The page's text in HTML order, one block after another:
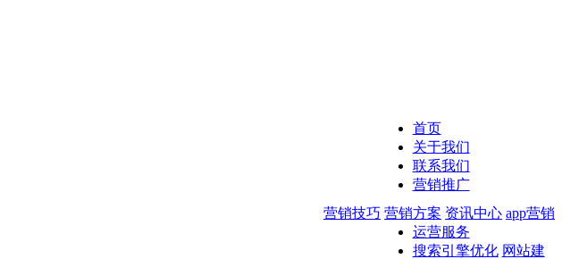
营销技巧 营销方案 资讯中心 app营销
首页
关于我们
联系我们
营销推广
运营服务
搜索引擎优化 网站建